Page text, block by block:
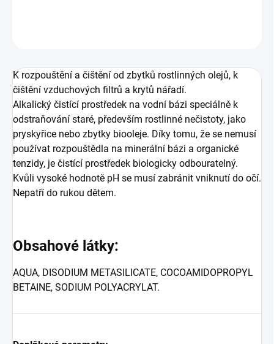
K rozpouštění a čištění od zbytků rostlinných olejů, k
čištění vzduchových filtrů a krytů nářadí.
Alkalický čistící prostředek na vodní bázi speciálně k
odstraňování staré, především rostlinné nečistoty, jako
pryskyřice nebo zbytky biooleje. Díky tomu, že se nemusí
používat rozpouštědla na minerální bázi a organické
tenzidy, je čistící prostředek biologicky odbouratelný.
Kvůli vysoké hodnotě pH se musí zabránit vniknutí do očí.
Nepatří do rukou dětem.
Obsahové látky:
AQUA, DISODIUM METASILICATE, COCOAMIDOPROPYL
BETAINE, SODIUM POLYACRYLAT.